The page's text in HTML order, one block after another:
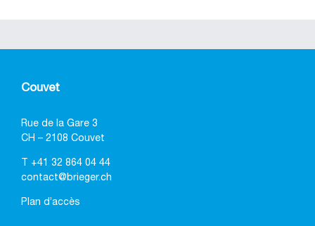
Couvet
Rue de la Gare 3
CH – 2108 Couvet
+41 32 864 04 44
contact@brieger.ch
Plan d’accès